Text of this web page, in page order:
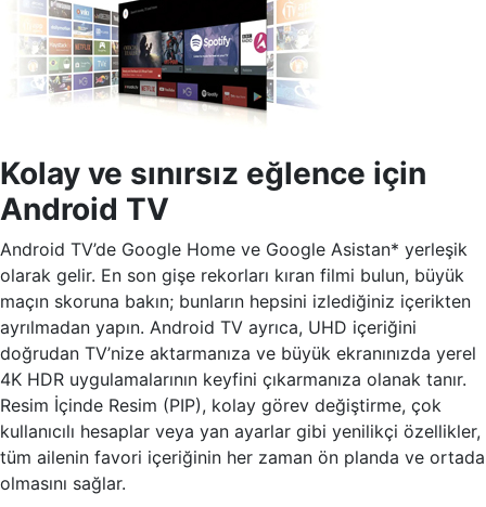
Kolay ve sınırsız eğlence için
Android TV
Android TV’de Google Home ve Google Asistan* yerleşik
olarak gelir. En son gişe rekorları kıran filmi bulun, büyük
maçın skoruna bakın; bunların hepsini izlediğiniz içerikten
ayrılmadan yapın. Android TV ayrıca, UHD içeriğini
doğrudan TV’nize aktarmanıza ve büyük ekranınızda yerel
4K HDR uygulamalarının keyfini çıkarmanıza olanak tanır.
Resim İçinde Resim (PIP), kolay görev değiştirme, çok
kullanıcılı hesaplar veya yan ayarlar gibi yenilikçi özellikler,
tüm ailenin favori içeriğinin her zaman ön planda ve ortada
olmasını sağlar.